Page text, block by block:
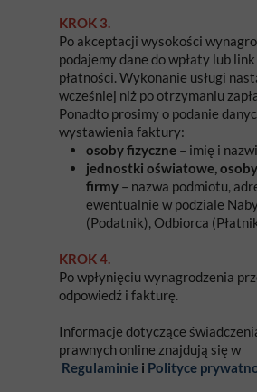
KROK 3.
Po akceptacji wysokości
podajemy dane do wpłaty lub
płatności. Wykonanie usługi
wcześniej niż po otrzymaniu
Ponadto prosimy o podanie
wystawienia faktury:
osoby fizyczne – imię i
jednostki oświatowe,
firmy – nazwa podmiotu,
ewentualnie w podziale
(Podatnik), Odbiorca
KROK 4.
Po wpłynięciu wynagrodzenia
odpowiedź i fakturę.
Informacje dotyczące
prawnych online znajdują się w
Regulaminie i Polityce